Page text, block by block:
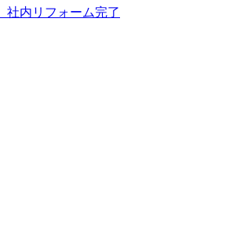
社内リフォーム完了